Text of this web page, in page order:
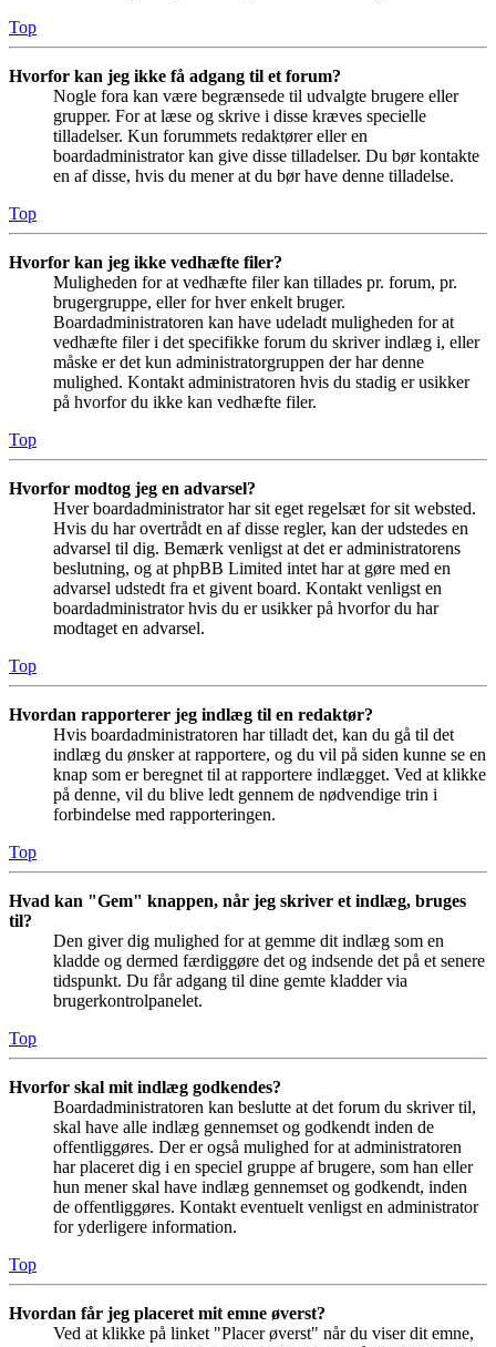
Top
Hvorfor kan jeg ikke få adgang til et forum?
Nogle fora kan være begrænsede til udvalgte brugere eller
grupper. For at læse og skrive i disse kræves specielle
tilladelser. Kun forummets redaktører eller en
boardadministrator kan give disse tilladelser. Du bør kontakte
en af disse, hvis du mener at du bør have denne tilladelse.
Top
Hvorfor kan jeg ikke vedhæfte filer?
Muligheden for at vedhæfte filer kan tillades pr. forum, pr.
brugergruppe, eller for hver enkelt bruger.
Boardadministratoren kan have udeladt muligheden for at
vedhæfte filer i det specifikke forum du skriver indlæg i, eller
måske er det kun administratorgruppen der har denne
mulighed. Kontakt administratoren hvis du stadig er usikker
på hvorfor du ikke kan vedhæfte filer.
Top
Hvorfor modtog jeg en advarsel?
Hver boardadministrator har sit eget regelsæt for sit websted.
Hvis du har overtrådt en af disse regler, kan der udstedes en
advarsel til dig. Bemærk venligst at det er administratorens
beslutning, og at phpBB Limited intet har at gøre med en
advarsel udstedt fra et givent board. Kontakt venligst en
boardadministrator hvis du er usikker på hvorfor du har
modtaget en advarsel.
Top
Hvordan rapporterer jeg indlæg til en redaktør?
Hvis boardadministratoren har tilladt det, kan du gå til det
indlæg du ønsker at rapportere, og du vil på siden kunne se en
knap som er beregnet til at rapportere indlægget. Ved at klikke
på denne, vil du blive ledt gennem de nødvendige trin i
forbindelse med rapporteringen.
Top
Hvad kan "Gem" knappen, når jeg skriver et indlæg, bruges
til?
Den giver dig mulighed for at gemme dit indlæg som en
kladde og dermed færdiggøre det og indsende det på et senere
tidspunkt. Du får adgang til dine gemte kladder via
brugerkontrolpanelet.
Top
Hvorfor skal mit indlæg godkendes?
Boardadministratoren kan beslutte at det forum du skriver til,
skal have alle indlæg gennemset og godkendt inden de
offentliggøres. Der er også mulighed for at administratoren
har placeret dig i en speciel gruppe af brugere, som han eller
hun mener skal have indlæg gennemset og godkendt, inden
de offentliggøres. Kontakt eventuelt venligst en administrator
for yderligere information.
Top
Hvordan får jeg placeret mit emne øverst?
Ved at klikke på linket "Placer øverst" når du viser dit emne,